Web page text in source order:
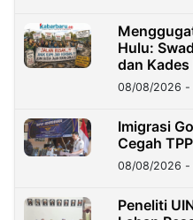
Hulu:
dan
08/08/2026 -
Imigrasi
Cegah
08/08/2026 -
Peneliti